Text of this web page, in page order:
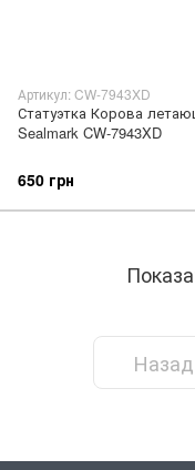
Артикул: CW-7943XD
Статуэтка Корова
Sealmark CW-7943XD
650 грн
Назад